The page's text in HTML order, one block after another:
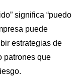
significa “puedo
puede
estrategias de
patrones que